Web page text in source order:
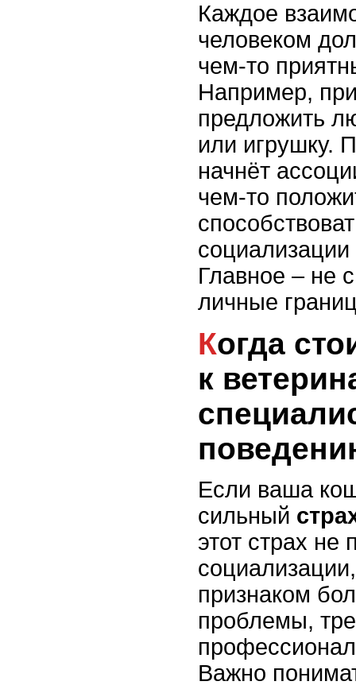
Каждое
человеком
чем-то
Например,
предложить
или игрушку.
начнёт
чем-то
Главное – не
личные
Когда стоит обратиться
к
Если ваша
сильный
этот страх не
признаком
проблемы,
Важно